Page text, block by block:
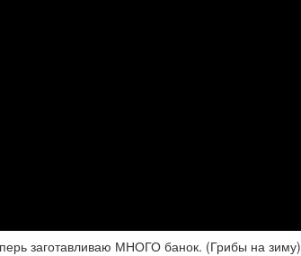
заготавливаю МНОГО банок. (Грибы на зиму)